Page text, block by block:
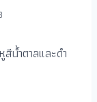
สีน้ำตาลและดำ